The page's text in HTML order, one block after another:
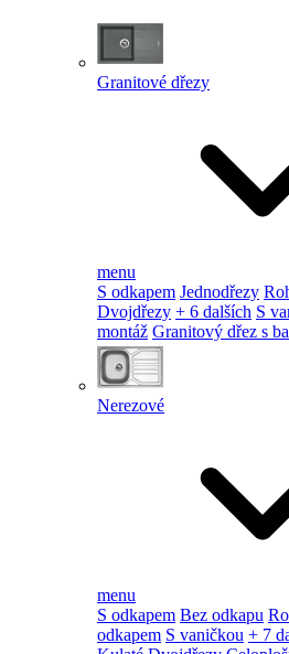
Granitové dřezy
menu
S odkapem Jednodřezy
Dvojdřezy + 6 dalších S
montáž Granitový dřez s
Nerezové
menu
S odkapem Bez odkapu
odkapem S vaničkou + 7